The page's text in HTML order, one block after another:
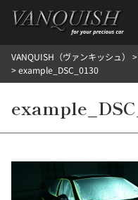
を
ごあいさつ 会社案内施工
ご提供メニュー
外装のガラスコーティング施工料
ヘッドライトクリーニング施工
樹脂・メッシュパーツコーティ
施工ギャラリー
NOSTALGIC
VANQUISH（ヴァンキッシュ） >
>example_DSC_0130